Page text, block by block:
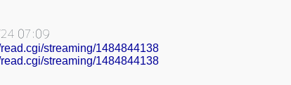
07:09
streaming/1484844138
streaming/1484844138